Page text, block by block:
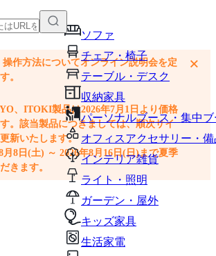
ソファ
チェア・椅子
テーブル・デスク
収納家具
パーソナルブース・集中
オフィスアクセサリー・備
インテリア雑貨
ライト・照明
ガーデン・屋外
キッズ家具
生活家電
トに追加
ージのURLを貼り付けて、カートに追加できます
作方法についてオンライン説明会を定
。
、ITOKI製品は2026年7月1日より価格
。該当製品につきましては、順次サイ
新いたします。
月8日(土) ～ 2026年8月16日(日)まで夏季
きます。
×